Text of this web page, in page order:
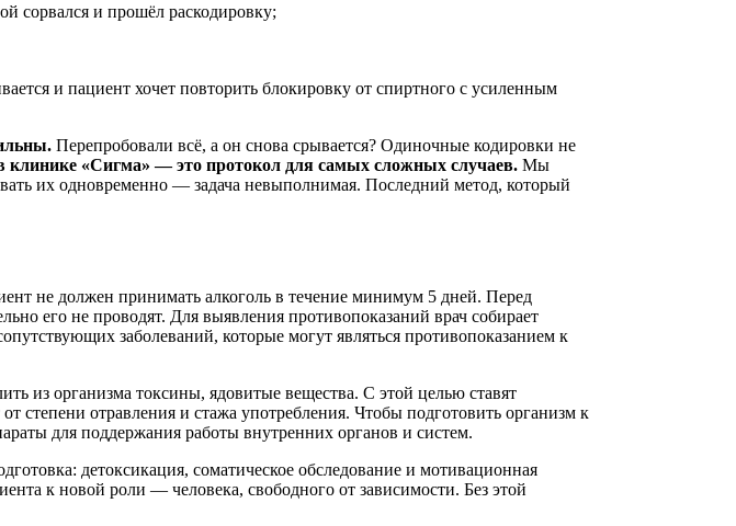
сорвался и прошёл раскодировку;
и пациент хочет повторить блокировку от спиртного с усиленным
Перепробовали всё, а он снова срывается? Одиночные кодировки не
клинике «Сигма» — это протокол для самых сложных случаев. Мы
их одновременно — задача невыполнимая. Последний метод, который
не должен принимать алкоголь в течение минимум 5 дней. Перед
его не проводят. Для выявления противопоказаний врач собирает
заболеваний, которые могут являться противопоказанием к
из организма токсины, ядовитые вещества. С этой целью ставят
степени отравления и стажа употребления. Чтобы подготовить организм к
для поддержания работы внутренних органов и систем.
детоксикация, соматическое обследование и мотивационная
к новой роли — человека, свободного от зависимости. Без этой